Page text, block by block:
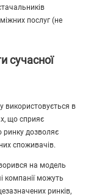
послуг (не
сучасної
використовується в
що сприяє
ринку дозволяє
споживачів.
на модель
компанії можуть
ринків,